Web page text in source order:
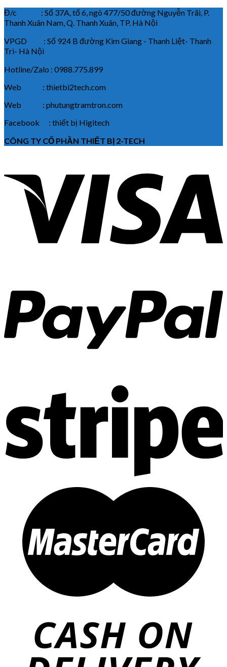
Đ/c : Số 37A, tổ 6, ngõ 477/50 đường Nguyễn Trãi, P.
Thanh Xuân Nam, Q. Thanh Xuân, TP. Hà Nội
VPGD : Số 924 B đường Kim Giang - Thanh Liệt- Thanh
Trì- Hà Nội
Hotline/Zalo : 0988.775.899
Web : thietbi2tech.com
Web : phutungtramtron.com
Facebook : thiết bị Higitech
CÔNG TY CỔ PHẦN THIẾT BỊ 2-TECH